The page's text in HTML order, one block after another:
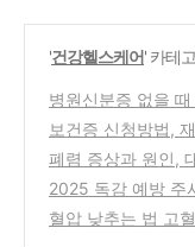
'건강헬스케어' 카테
병원신분증 없을
험증 사용방법
(1)
보건증 신청방법,
법
(2)
폐렴 증상과 원인,
법
(1)
2025 독감 예방 주
주의사항, 예방주사
혈압 낮추는 법 고